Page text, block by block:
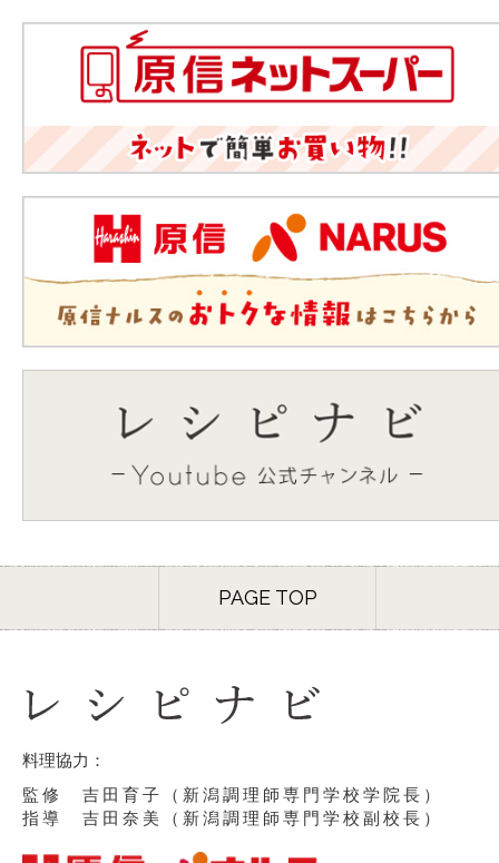
PAGE TOP
料理協力：
監修 吉田育子（新潟調理師専門学校学院長）
指導 吉田奈美（新潟調理師専門学校副校長）